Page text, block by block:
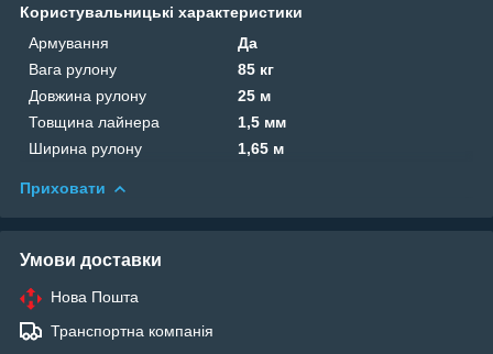
Користувальницькі характеристики
Армування
Да
Вага рулону
85 кг
Довжина рулону
25 м
Товщина лайнера
1,5 мм
Ширина рулону
1,65 м
Приховати
Умови доставки
Нова Пошта
Транспортна компанія